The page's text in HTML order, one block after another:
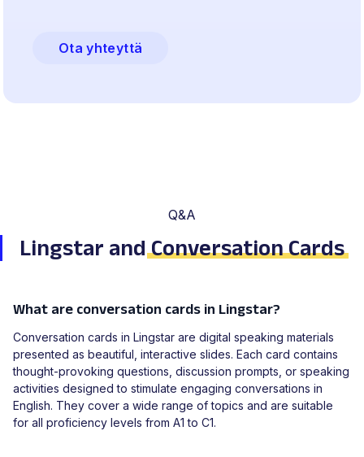
Ota yhteyttä
Q&A
Lingstar andConversation Cards
What are conversation cards in Lingstar?
Conversation cards in Lingstar are digital speaking materials
presented as beautiful, interactive slides. Each card contains
thought-provoking questions, discussion prompts, or speaking
activities designed to stimulate engaging conversations in
English. They cover a wide range of topics and are suitable
for all proficiency levels from A1 to C1.